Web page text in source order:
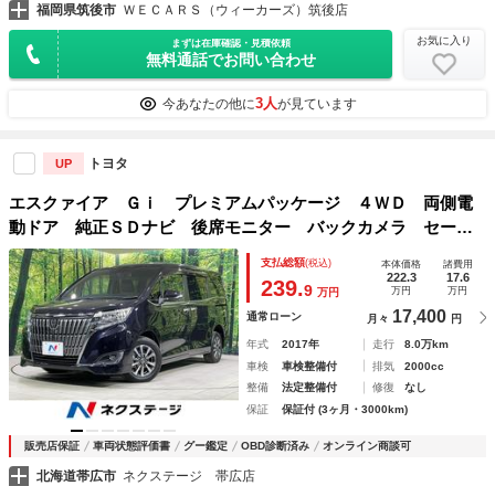
福岡県筑後市 ＷＥＣＡＲＳ（ウィーカーズ）筑後店
まずは在庫確認・見積依頼
無料通話でお問い合わせ
お気に入り
今あなたの他に3人が見ています
UP トヨタ
エスクァイア Ｇｉ プレミアムパッケージ ４ＷＤ 両側電
動ドア 純正ＳＤナビ 後席モニター バックカメラ セーフ
ティセンス 禁煙車 ハーフレザーシート コーナーセンサ
ー スマートキー ＬＥＤヘッド ビルトインＥＴＣ クルコ
ン
支払総額(税込)
239.9 万円
本体価格
222.3
万円
諸費用
17.6
万円
通常ローン 月々 17,400 円
年式 2017年 走行
8.0万km
車検
車検整備付 排気
2000cc
整備
法定整備付 修復
なし
保証
保証付 (3ヶ月・3000km)
販売店保証 車両状態評価書 グー鑑定 OBD診断済み オンライン商談可
北海道帯広市 ネクステージ 帯広店